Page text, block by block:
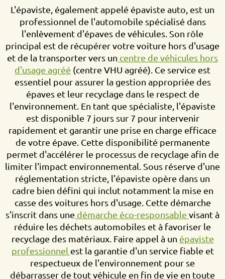
L'épaviste, également appelé épaviste auto, est un
professionnel de l'automobile spécialisé dans
l'enlèvement d'épaves de véhicules. Son rôle
principal est de récupérer votre voiture hors d'usage
et de la transporter vers un centre de véhicules hors
d'usage agréé (centre VHU agréé). Ce service est
essentiel pour assurer la gestion appropriée des
épaves et leur recyclage dans le respect de
l'environnement. En tant que spécialiste, l'épaviste
est disponible 7 jours sur 7 pour intervenir
rapidement et garantir une prise en charge efficace
de votre épave. Cette disponibilité permanente
permet d'accélérer le processus de recyclage afin de
limiter l'impact environnemental. Sous réserve d'une
réglementation stricte, l'épaviste opère dans un
cadre bien défini qui inclut notamment la mise en
casse des voitures hors d'usage. Cette démarche
s'inscrit dans une démarche éco-responsable visant à
réduire les déchets automobiles et à favoriser le
recyclage des matériaux. Faire appel à un épaviste
professionnel est la garantie d'un service fiable et
respectueux de l'environnement pour se
débarrasser de tout véhicule en fin de vie en toute